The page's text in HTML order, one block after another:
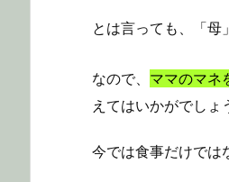
とは言っても、「母
なので、 ママのマネ
えてはいかがでしょ
今では食事だけでは